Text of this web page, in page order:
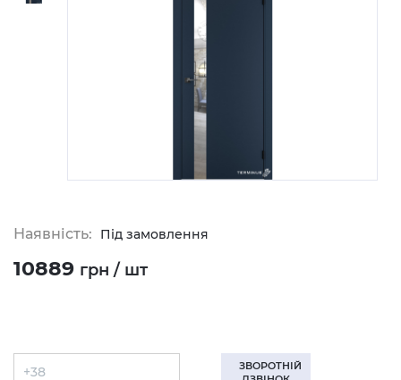
Наявність: Під замовлення
10889 грн / шт
ЗВОРОТНІЙ